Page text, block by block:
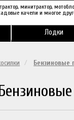
минитрактор,
качели и многое
Лодки
Бензиновые